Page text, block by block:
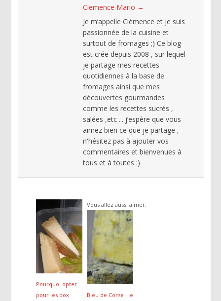
Clemence Mario →
Je m’appelle Clémence et je suis
passionnée de la cuisine et
surtout de fromages ;) Ce blog
est crée depuis 2008 , sur lequel
je partage mes recettes
quotidiennes à la base de
fromages ainsi que mes
découvertes gourmandes
comme les recettes sucrés ,
salées ,etc ... j’espère que vous
aimez bien ce que je partage ,
n'hésitez pas à ajouter vos
commentaires et bienvenues à
tous et à toutes :)
Vous allez aussi aimer:
Pourquoi opter
pour les box
Bleu de Corse : le